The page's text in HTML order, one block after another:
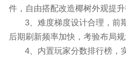
件，自由搭配改造椰树外观提升
3、难度梯度设计合理，前
后期刷新频率加快，考验布局规
4、内置玩家分数排行榜，